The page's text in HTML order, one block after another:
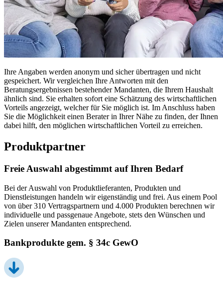
Ihre Angaben werden anonym und sicher übertragen und nicht
gespeichert. Wir vergleichen Ihre Antworten mit den
Beratungsergebnissen bestehender Mandanten, die Ihrem Haushalt
ähnlich sind. Sie erhalten sofort eine Schätzung des wirtschaftlichen
Vorteils angezeigt, welcher für Sie möglich ist. Im Anschluss haben
Sie die Möglichkeit einen Berater in Ihrer Nähe zu finden, der Ihnen
dabei hilft, den möglichen wirtschaftlichen Vorteil zu erreichen.
Produktpartner
Freie Auswahl abgestimmt auf Ihren Bedarf
Bei der Auswahl von Produktlieferanten, Produkten und
Dienstleistungen handeln wir eigenständig und frei. Aus einem Pool
von über 310 Vertragspartnern und 4.000 Produkten berechnen wir
individuelle und passgenaue Angebote, stets den Wünschen und
Zielen unserer Mandanten entsprechend.
Bankprodukte gem. § 34c GewO